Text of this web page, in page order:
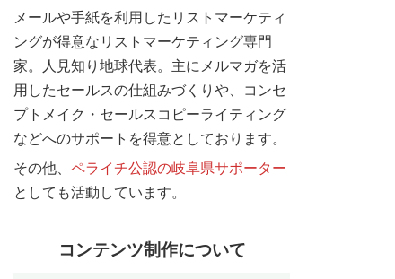
メールや手紙を利用したリストマーケティ
ングが得意なリストマーケティング専門
家。人見知り地球代表。主にメルマガを活
用したセールスの仕組みづくりや、コンセ
プトメイク・セールスコピーライティング
などへのサポートを得意としております。
その他、ペライチ公認の岐阜県サポーター
としても活動しています。
コンテンツ制作について